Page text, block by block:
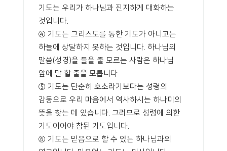
기도는 우리가 하나님과 진지하게 대화하는
것입니다.
④ 기도는 그리스도를 통한 기도가 아니고는
하늘에 상달하지 못하는 것입니다. 하나님의
말씀(성경)을 들을 줄 모르는 사람은 하나님
앞에 말 할 줄을 모릅니다.
⑤ 기도는 단순히 호소라기보다는 성령의
감동으로 우리 마음에서 역사하시는 하나미의
뜻을 찾는 데 있습니다. 그러므로 성령에 의한
기도이어야 참된 기도입니다.
⑥ 기도는 믿음으로 할 수 있는 하나님과의